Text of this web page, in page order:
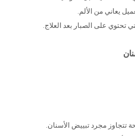
يعاني من الألم.
تحتوي على الصبار بعد العلاج.
مجرد تبييض الأسنان.